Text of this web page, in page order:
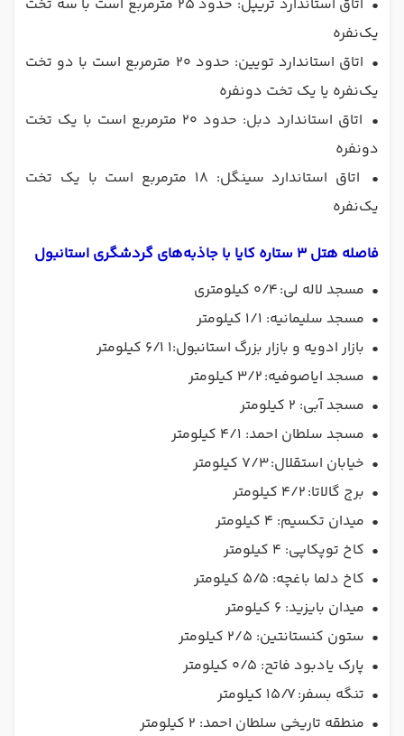
•
اتاق استاندارد تریپل: حدود ۲۵ متر‌مربع است با سه تخت
یک‌نفره
•
اتاق استاندارد تویین: حدود ۲۰ متر‌مربع است با دو تخت
یک‌نفره یا یک تخت دو‌نفره
•
اتاق استاندارد دبل: حدود ۲۰ متر‌مربع است با یک تخت
دو‌نفره
•
اتاق استاندارد سینگل: ۱۸ متر‌مربع است با یک تخت
یک‌نفره
فاصله هتل 3 ستاره کایا با جاذبه‌های گردشگری استانبول
• مسجد لاله لی: ۰/۴ کیلومتری
• مسجد سلیمانیه: ۱/۱ کیلومتر
• بازار ادویه و بازار بزرگ استانبول:۱ ۶/1 کیلومتر
• مسجد ایاصوفیه: ۳/۲ کیلومتر
• مسجد آبی: ۲ کیلومتر
• مسجد سلطان احمد: ۴/۱ کیلومتر
• خیابان استقلال: ۷/۳ کیلومتر
• برج گالاتا: ۴/۲ کیلومتر
• میدان تکسیم: ۴ کیلومتر
• کاخ توپکاپی: ۴ کیلومتر
• کاخ دلما باغچه: ۵/۵ کیلومتر
• میدان بایزید: ۶ کیلومتر
• ستون کنستانتین: ۲/۵ کیلومتر
• پارک یادبود فاتح: ۰/۵ کیلومتر
• تنگه بسفر: ۱۵/۷ کیلومتر
• منطقه تاریخی سلطان احمد: ۲ کیلومتر‌